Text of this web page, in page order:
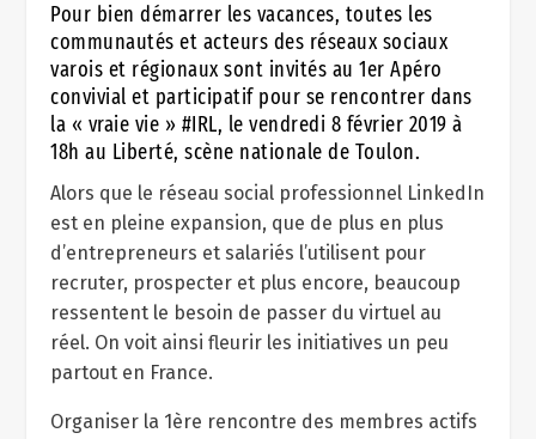
Pour bien démarrer les vacances, toutes les
communautés et acteurs des réseaux sociaux
varois et régionaux sont invités au 1er Apéro
convivial et participatif pour se rencontrer dans
la « vraie vie » #IRL, le vendredi 8 février 2019 à
18h au Liberté, scène nationale de Toulon.
Alors que le réseau social professionnel LinkedIn
est en pleine expansion, que de plus en plus
d’entrepreneurs et salariés l’utilisent pour
recruter, prospecter et plus encore, beaucoup
ressentent le besoin de passer du virtuel au
réel. On voit ainsi fleurir les initiatives un peu
partout en France.
Organiser la 1ère rencontre des membres actifs